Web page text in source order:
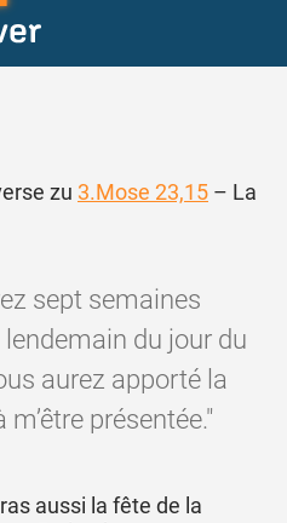
zu 3.Mose 23,15 – La
sept semaines
du jour du
aurez apporté la
présentée."
aussi la fête de la